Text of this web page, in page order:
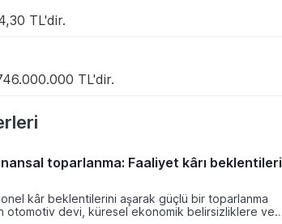
TL'dir.
TL'dir.
toparlanma: Faaliyet kârı beklentileri
kâr beklentilerini aşarak güçlü bir toparlanma
otomotiv devi, küresel ekonomik belirsizliklere ve